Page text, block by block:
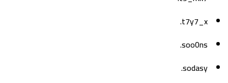
t7y7_x.
soo0ns.
sodasy.